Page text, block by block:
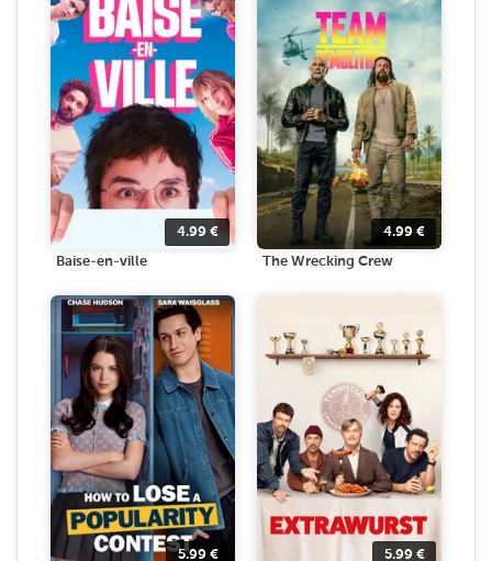
4.99 €
Baise-en-ville
4.99 €
The Wrecking Crew
5.99 € 5.99 €